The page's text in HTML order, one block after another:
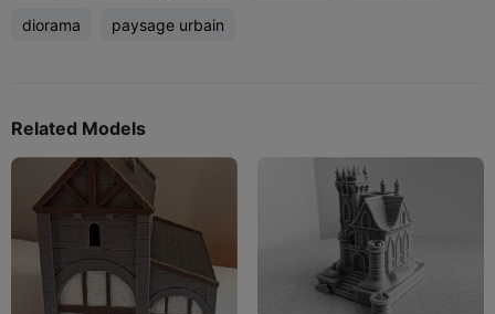
diorama paysage urbain
Related Models